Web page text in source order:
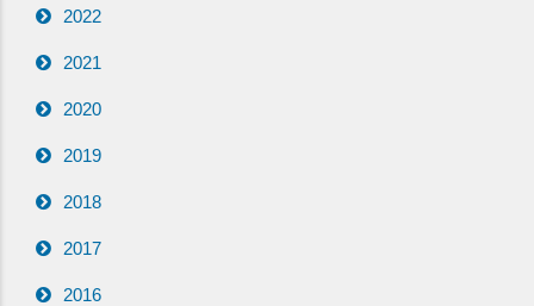
2022
2021
2020
2019
2018
2017
2016